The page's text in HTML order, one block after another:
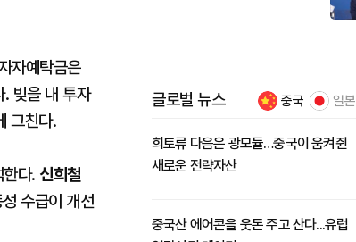
자예탁금은
빚을 내 투자
그친다.
다. 신희철
수급이 개선
글로벌 뉴스 중국 일본
희토류 다음은 광모듈…중국이 움켜쥔
새로운 전략자산
중국산 에어콘을 웃돈 주고 산다...유럽